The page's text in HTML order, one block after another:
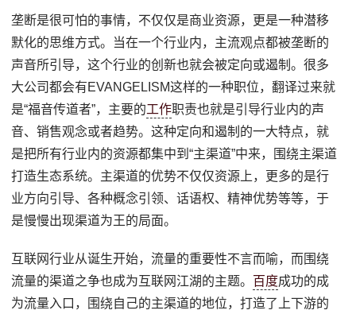
垄断是很可怕的事情，不仅仅是商业资源，更是一种潜移
默化的思维方式。当在一个行业内，主流观点都被垄断的
声音所引导，这个行业的创新也就会被定向或遏制。很多
大公司都会有EVANGELISM这样的一种职位，翻译过来就
是“福音传道者”，主要的工作职责也就是引导行业内的声
音、销售观念或者趋势。这种定向和遏制的一大特点，就
是把所有行业内的资源都集中到“主渠道”中来，围绕主渠道
打造生态系统。主渠道的优势不仅仅资源上，更多的是行
业方向引导、各种概念引领、话语权、精神优势等等，于
是慢慢出现渠道为王的局面。
互联网行业从诞生开始，流量的重要性不言而喻，而围绕
流量的渠道之争也成为互联网江湖的主题。 百度成功的成
为流量入口，围绕自己的主渠道的地位，打造了上下游的